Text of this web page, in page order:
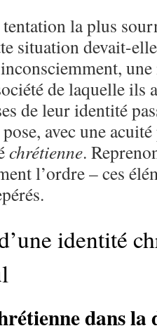
tentation la plus
situation devait-
de laquelle ils
de leur identité
avec une
chrétienne.
l’ordre – ces
identité
dans la